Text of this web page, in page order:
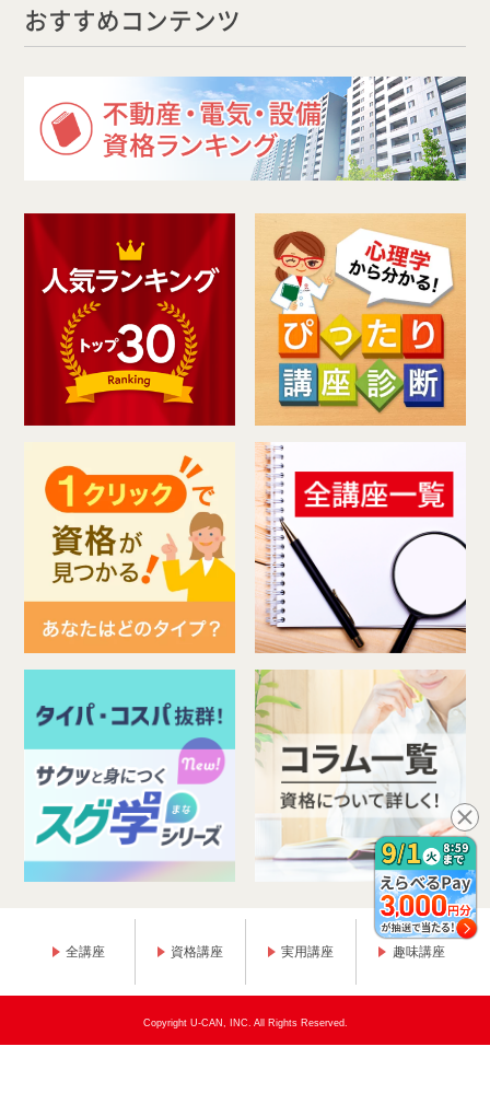
おすすめコンテンツ
全講座 資格講座 実用講座 趣味講座
Copyright U-CAN, INC. All Rights Reserved.